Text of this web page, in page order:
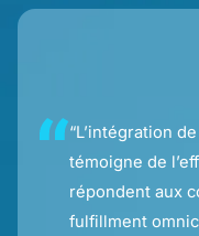
“L’intégration
témoigne de
répondent aux
fulfillment